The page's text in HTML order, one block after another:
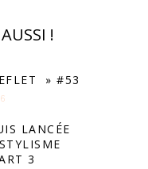
!
» #53
LANCÉE
3